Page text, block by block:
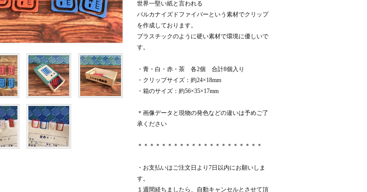
世界一堅い紙と言われる
バルカナイズドファイバーという素材でクリップ
を作成しております。
プラスチックのように硬い素材で環境に優しいで
す。
・青・白・赤・茶 各2個 合計8個入り
・クリップサイズ：約24×18mm
・箱のサイズ：約56×35×17mm
＊画像データと現物の発色などの違いは予めご了
承ください
＊＊＊＊＊＊＊＊＊＊＊＊＊＊＊＊＊＊＊＊＊
・お支払いはご注文日より7日以内にお願いしま
す。
１週間経ちましたら、自動キャンセルとさせて頂